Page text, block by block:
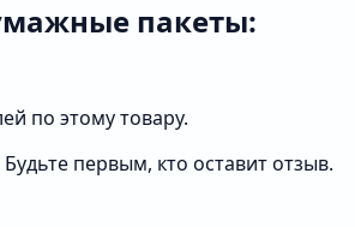
пакеты:
по этому товару.
первым, кто оставит отзыв.